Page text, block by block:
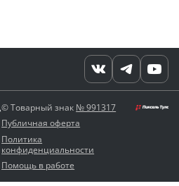
© Товарный знак № 991317
Публичная оферта
Политика
конфиденциальности
Помощь в работе